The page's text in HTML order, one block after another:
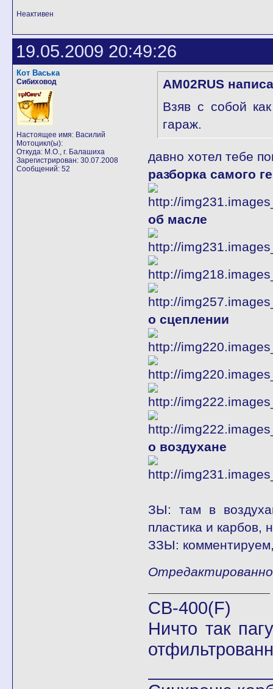
Неактивен
19.05.2009 20:49:26
Кот Васька
Сибиховод
Настоящее имя: Василий
Мотоцикл(ы):
Откуда: М.О., г. Балашиха
Зарегистрирован: 30.07.2008
Сообщений: 52
AM02RUS
Взяв с собой
гараж.
давно хотел тебе
разборка самого
об масле
о сцеплении
о воздухане
ЗЫ: там в
пластика и карбов,
ЗЗЫ:
CB-400(F)
Ничто так